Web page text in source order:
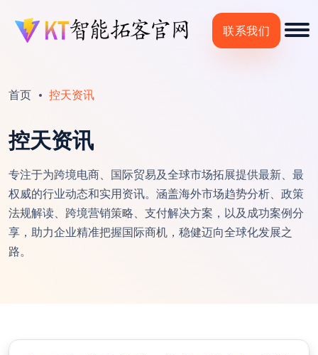
联系我们
首页 控天资讯
控天资讯
专注于为跨境电商、国际贸易及全球市场拓展提供最新、最
权威的行业动态和实用资讯。涵盖海外市场趋势分析、政策
法规解读、跨境营销策略、支付解决方案，以及成功案例分
享，助力企业精准把握国际商机，稳健迈向全球化发展之
路。